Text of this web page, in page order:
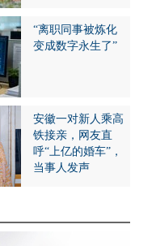
“离职同事被炼化
变成数字永生了”
安徽一对新人乘高
铁接亲，网友直
呼“上亿的婚车”，
当事人发声